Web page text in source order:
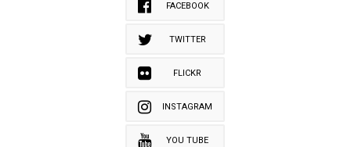
FACEBOOK
TWITTER
FLICKR
INSTAGRAM
YOU TUBE